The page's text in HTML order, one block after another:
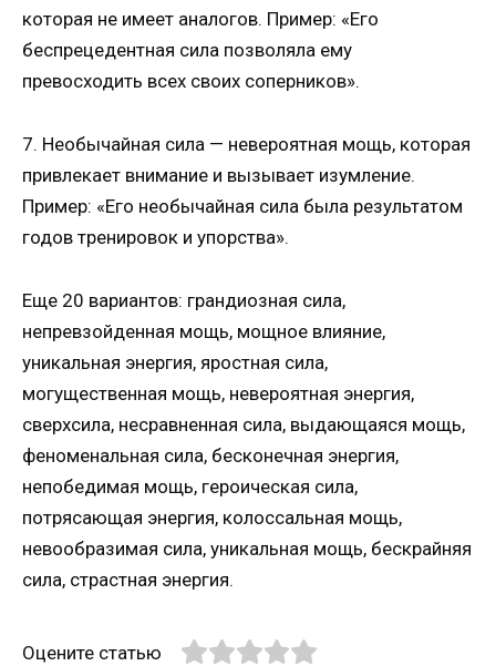
которая не имеет аналогов. Пример: «Его
беспрецедентная сила позволяла ему
превосходить всех своих соперников».
7. Необычайная сила — невероятная мощь, которая
привлекает внимание и вызывает изумление.
Пример: «Его необычайная сила была результатом
годов тренировок и упорства».
Еще 20 вариантов: грандиозная сила,
непревзойденная мощь, мощное влияние,
уникальная энергия, яростная сила,
могущественная мощь, невероятная энергия,
сверхсила, несравненная сила, выдающаяся мощь,
феноменальная сила, бесконечная энергия,
непобедимая мощь, героическая сила,
потрясающая энергия, колоссальная мощь,
невообразимая сила, уникальная мощь, бескрайняя
сила, страстная энергия.
Оцените статью